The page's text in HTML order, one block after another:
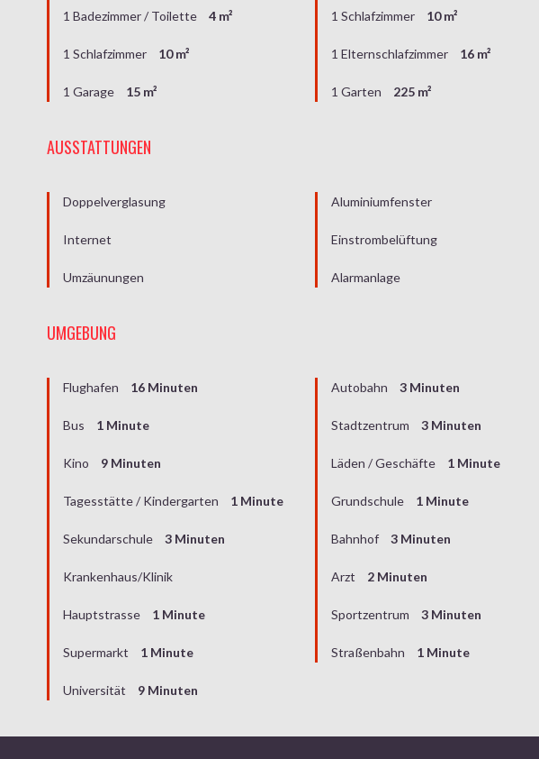
1 Badezimmer / Toilette 4 m² 1 Schlafzimmer 10 m²
1 Schlafzimmer 10 m² 1 Elternschlafzimmer 16 m²
1 Garage 15 m² 1 Garten 225 m²
AUSSTATTUNGEN
Doppelverglasung Aluminiumfenster
Internet Einstrombelüftung
Umzäunungen Alarmanlage
UMGEBUNG
Flughafen 16 Minuten Autobahn 3 Minuten
Bus 1 Minute Stadtzentrum 3 Minuten
Kino 9 Minuten Läden / Geschäfte 1 Minute
Tagesstätte / Kindergarten 1 Minute Grundschule 1 Minute
Sekundarschule 3 Minuten Bahnhof 3 Minuten
Krankenhaus/Klinik Arzt 2 Minuten
Hauptstrasse 1 Minute Sportzentrum 3 Minuten
Supermarkt 1 Minute Straßenbahn 1 Minute
Universität 9 Minuten